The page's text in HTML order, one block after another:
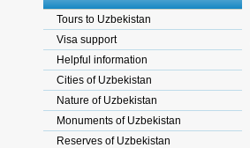
Tours to Uzbekistan
Visa support
Helpful information
Cities of Uzbekistan
Nature of Uzbekistan
Monuments of Uzbekistan
Reserves of Uzbekistan